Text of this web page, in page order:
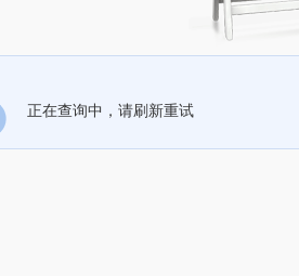
正在查询中，请刷新重试